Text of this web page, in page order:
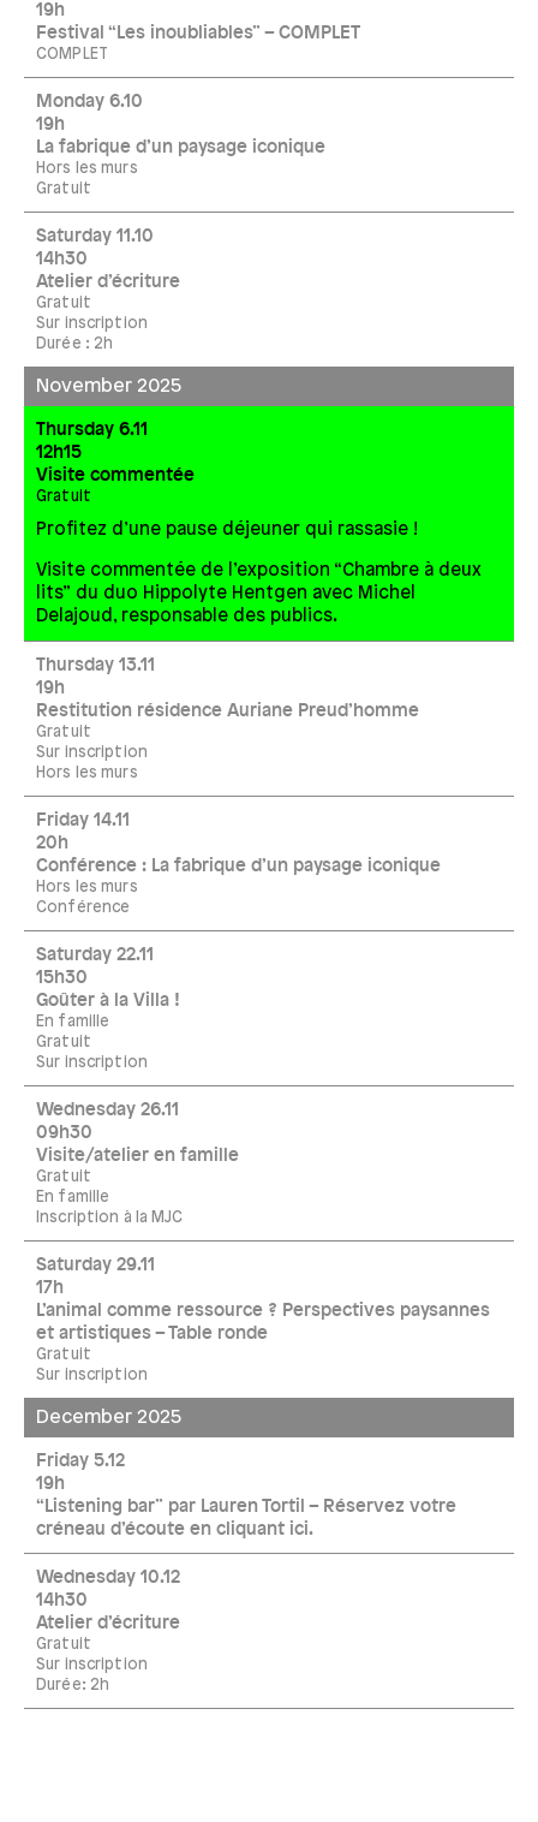
19h
Festival “Les inoubliables” – COMPLET
COMPLET
Monday 6.10
19h
La fabrique d’un paysage iconique
Hors les murs
Gratuit
Saturday 11.10
14h30
Atelier d’écriture
Gratuit
Sur inscription
Durée : 2h
November 2025
Thursday 6.11
12h15
Visite commentée
Gratuit
Profitez d’une pause déjeuner qui rassasie !
Visite commentée de l’exposition “Chambre à deux
lits” du duo Hippolyte Hentgen avec Michel
Delajoud, responsable des publics.
Thursday 13.11
19h
Restitution résidence Auriane Preud’homme
Gratuit
Sur inscription
Hors les murs
Friday 14.11
20h
Conférence : La fabrique d’un paysage iconique
Hors les murs
Conférence
Saturday 22.11
15h30
Goûter à la Villa !
En famille
Gratuit
Sur inscription
Wednesday 26.11
09h30
Visite/atelier en famille
Gratuit
En famille
Inscription à la MJC
Saturday 29.11
17h
L’animal comme ressource ? Perspectives paysannes
et artistiques – Table ronde
Gratuit
Sur inscription
December 2025
Friday 5.12
19h
“Listening bar” par Lauren Tortil – Réservez votre
créneau d’écoute en cliquant ici.
Wednesday 10.12
14h30
Atelier d’écriture
Gratuit
Sur inscription
Durée: 2h